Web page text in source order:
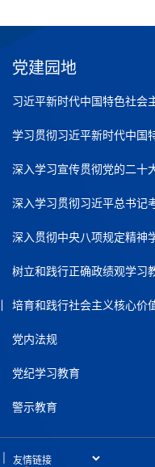
党建园地
习近平新时代中国特色社会
学习贯彻习近平新时代中国
深入学习宣传贯彻党的二十
深入学习贯彻习近平总书记
深入贯彻中央八项规定精神
树立和践行正确政绩观学习
培育和践行社会主义核心价
党内法规
党纪学习教育
警示教育